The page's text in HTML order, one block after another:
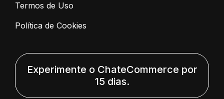
Termos de Uso
Política de Cookies
Experimente o ChateCommerce por
15 dias.